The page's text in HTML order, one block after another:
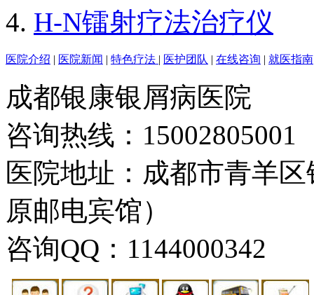
H-N镭射疗法治疗仪
医院介绍 | 医院新闻 | 特色疗法 | 医护团队 | 在线咨询 | 就医指南
成都银康银屑病医院
咨询热线：15002805001
医院地址：成都市青羊
原邮电宾馆）
咨询QQ：1144000342